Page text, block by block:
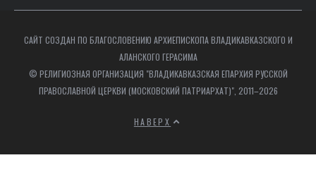
САЙТ СОЗДАН ПО БЛАГОСЛОВЕНИЮ АРХИЕПИСКОПА ВЛАДИКАВКАЗСКОГО И
АЛАНСКОГО ГЕРАСИМА
© РЕЛИГИОЗНАЯ ОРГАНИЗАЦИЯ "ВЛАДИКАВКАЗСКАЯ ЕПАРХИЯ РУССКОЙ
ПРАВОСЛАВНОЙ ЦЕРКВИ (МОСКОВСКИЙ ПАТРИАРХАТ)", 2011–2026
НАВЕРХ